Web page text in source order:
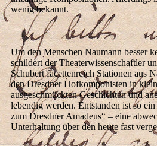
wenig be­kannt.
Um den Menschen Naumann besser
schil­dert der Theaterwissenschaftler
Schubert facettenreich Stationen aus
den Dresdner Hofkomponisten in
ausgeschmückten Geschichten und
lebendig werden. Entstanden ist so
zum Dresdner Amadeus“ – eine
Unterhaltung über den heute fast